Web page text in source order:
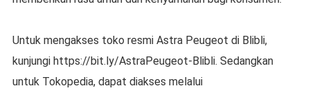
Untuk mengakses toko resmi Astra Peugeot di Blibli,
kunjungi https://bit.ly/AstraPeugeot-Blibli. Sedangkan
untuk Tokopedia, dapat diakses melalui